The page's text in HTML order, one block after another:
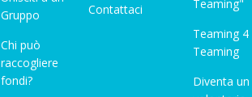
Gruppo
Chi può
raccogliere
fondi?
Contattaci
Teaming"
Teaming 4
Teaming
Diventa un